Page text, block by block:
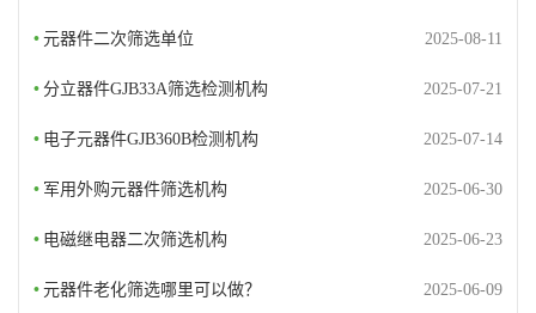
• 2025-08-11
元器件二次筛选单位
• 2025-07-21
分立器件GJB33A筛选检测机构
• 2025-07-14
电子元器件GJB360B检测机构
• 2025-06-30
军用外购元器件筛选机构
• 2025-06-23
电磁继电器二次筛选机构
• 2025-06-09
元器件老化筛选哪里可以做？